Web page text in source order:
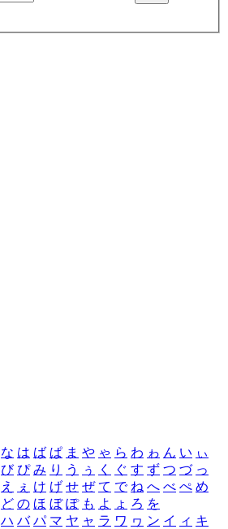
な は ば ぱ ま や ゃ ら わ ゎ ん い ぃ
び ぴ み り う ぅ く ぐ す ず つ づ っ
え ぇ け げ せ ぜ て で ね へ べ ぺ め
ど の ほ ぼ ぽ も よ ょ ろ を
ハ バ パ マ ヤ ャ ラ ワ ヮ ン イ ィ キ